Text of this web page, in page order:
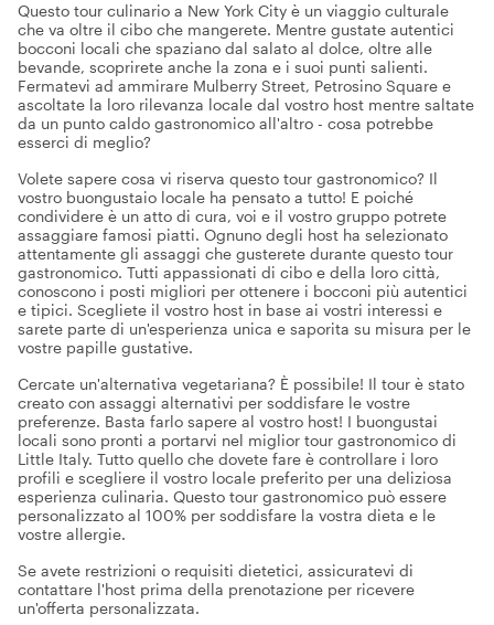
Questo tour culinario a New York City è un viaggio culturale
che va oltre il cibo che mangerete. Mentre gustate autentici
bocconi locali che spaziano dal salato al dolce, oltre alle
bevande, scoprirete anche la zona e i suoi punti salienti.
Fermatevi ad ammirare Mulberry Street, Petrosino Square e
ascoltate la loro rilevanza locale dal vostro host mentre saltate
da un punto caldo gastronomico all'altro - cosa potrebbe
esserci di meglio?
Volete sapere cosa vi riserva questo tour gastronomico? Il
vostro buongustaio locale ha pensato a tutto! E poiché
condividere è un atto di cura, voi e il vostro gruppo potrete
assaggiare famosi piatti. Ognuno degli host ha selezionato
attentamente gli assaggi che gusterete durante questo tour
gastronomico. Tutti appassionati di cibo e della loro città,
conoscono i posti migliori per ottenere i bocconi più autentici
e tipici. Scegliete il vostro host in base ai vostri interessi e
sarete parte di un'esperienza unica e saporita su misura per le
vostre papille gustative.
Cercate un'alternativa vegetariana? È possibile! Il tour è stato
creato con assaggi alternativi per soddisfare le vostre
preferenze. Basta farlo sapere al vostro host! I buongustai
locali sono pronti a portarvi nel miglior tour gastronomico di
Little Italy. Tutto quello che dovete fare è controllare i loro
profili e scegliere il vostro locale preferito per una deliziosa
esperienza culinaria. Questo tour gastronomico può essere
personalizzato al 100% per soddisfare la vostra dieta e le
vostre allergie.
Se avete restrizioni o requisiti dietetici, assicuratevi di
contattare l'host prima della prenotazione per ricevere
un'offerta personalizzata.